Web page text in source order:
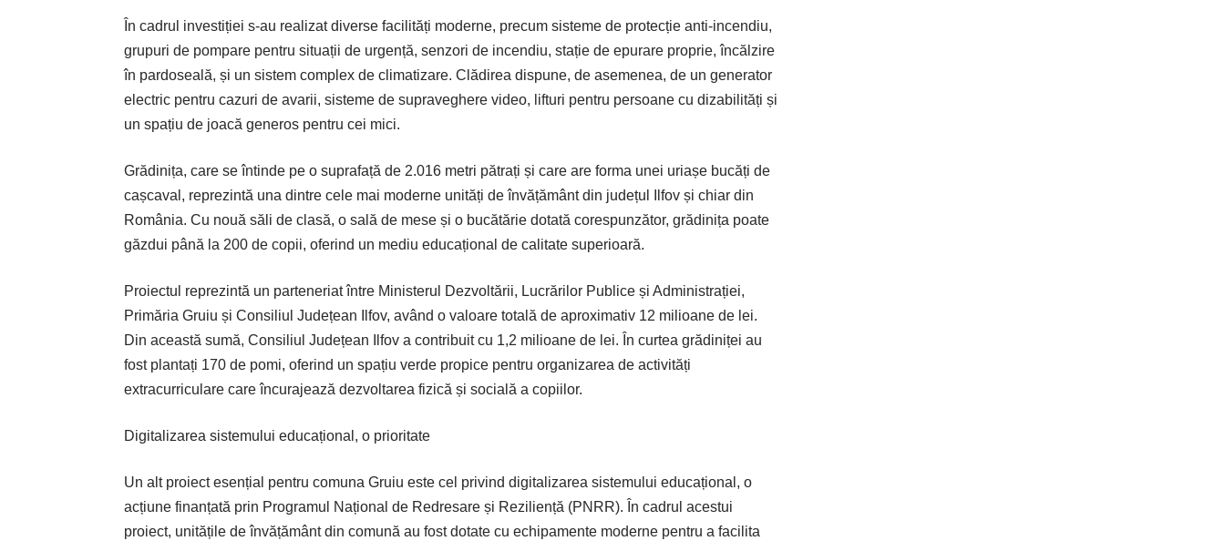
În cadrul investiției s-au realizat diverse facilități moderne, precum sisteme de protecție anti-incendiu,
grupuri de pompare pentru situații de urgență, senzori de incendiu, stație de epurare proprie, încălzire
în pardoseală, și un sistem complex de climatizare. Clădirea dispune, de asemenea, de un generator
electric pentru cazuri de avarii, sisteme de supraveghere video, lifturi pentru persoane cu dizabilități și
un spațiu de joacă generos pentru cei mici.
Grădinița, care se întinde pe o suprafață de 2.016 metri pătrați și care are forma unei uriașe bucăți de
cașcaval, reprezintă una dintre cele mai moderne unități de învățământ din județul Ilfov și chiar din
România. Cu nouă săli de clasă, o sală de mese și o bucătărie dotată corespunzător, grădinița poate
găzdui până la 200 de copii, oferind un mediu educațional de calitate superioară.
Proiectul reprezintă un parteneriat între Ministerul Dezvoltării, Lucrărilor Publice și Administrației,
Primăria Gruiu și Consiliul Județean Ilfov, având o valoare totală de aproximativ 12 milioane de lei.
Din această sumă, Consiliul Județean Ilfov a contribuit cu 1,2 milioane de lei. În curtea grădiniței au
fost plantați 170 de pomi, oferind un spațiu verde propice pentru organizarea de activități
extracurriculare care încurajează dezvoltarea fizică și socială a copiilor.
Digitalizarea sistemului educațional, o prioritate
Un alt proiect esențial pentru comuna Gruiu este cel privind digitalizarea sistemului educațional, o
acțiune finanțată prin Programul Național de Redresare și Reziliență (PNRR). În cadrul acestui
proiect, unitățile de învățământ din comună au fost dotate cu echipamente moderne pentru a facilita